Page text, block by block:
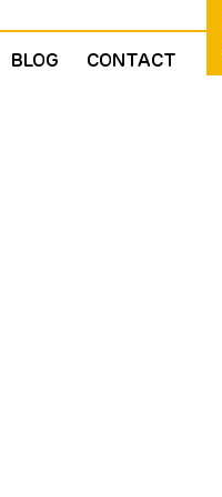
BLOG CONTACT